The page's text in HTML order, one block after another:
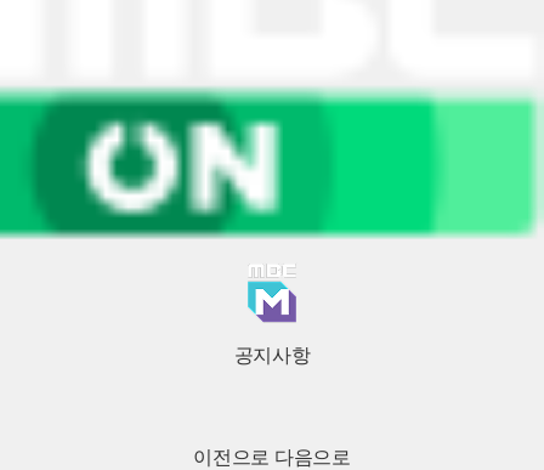
공지사항
이전으로 다음으로